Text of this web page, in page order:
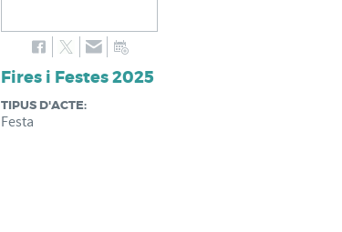
Fires i Festes 2025
TIPUS D'ACTE:
Festa